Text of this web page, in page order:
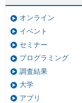
オンライン
イベント
セミナー
プログラミング
調査結果
大学
アプリ